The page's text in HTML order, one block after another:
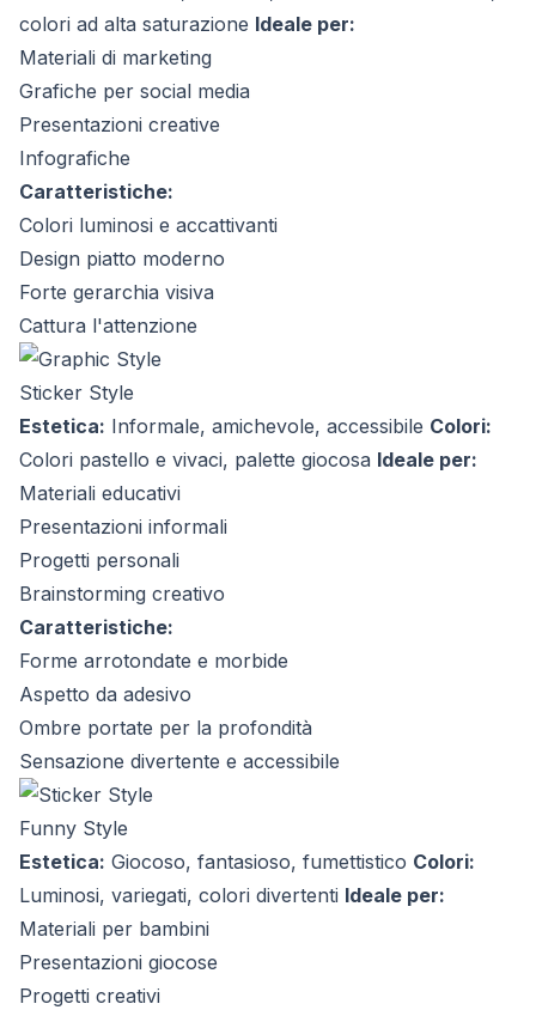
colori ad alta saturazione Ideale per:
Materiali di marketing
Grafiche per social media
Presentazioni creative
Infografiche
Caratteristiche:
Colori luminosi e accattivanti
Design piatto moderno
Forte gerarchia visiva
Cattura l'attenzione
Sticker Style
Estetica: Informale, amichevole, accessibile Colori:
Colori pastello e vivaci, palette giocosa Ideale per:
Materiali educativi
Presentazioni informali
Progetti personali
Brainstorming creativo
Caratteristiche:
Forme arrotondate e morbide
Aspetto da adesivo
Ombre portate per la profondità
Sensazione divertente e accessibile
Funny Style
Estetica: Giocoso, fantasioso, fumettistico Colori:
Luminosi, variegati, colori divertenti Ideale per:
Materiali per bambini
Presentazioni giocose
Progetti creativi